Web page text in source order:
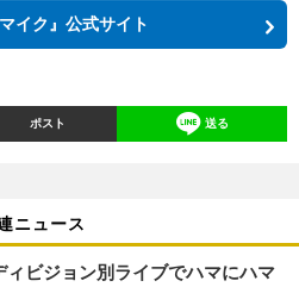
イク』公式サイト
ポスト 送る
ニュース
ィビジョン別ライブでハマにハマ